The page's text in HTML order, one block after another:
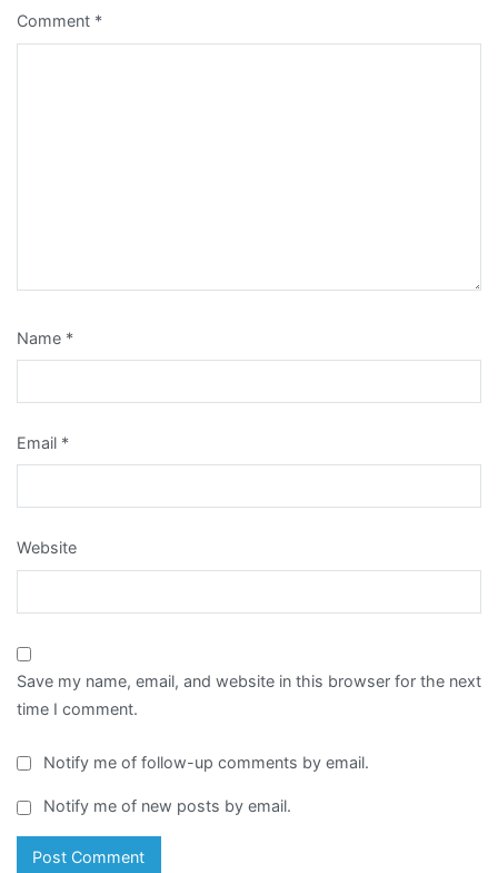
Comment *
Name *
Email *
Website
Save my name, email, and website in this browser for the next
time I comment.
Notify me of follow-up comments by email.
Notify me of new posts by email.